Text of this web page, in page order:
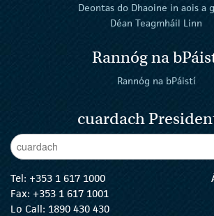
Deontas do Dhaoine in aois a
Déan Teagmháil Linn
Rannóg na
Rannóg na bPáistí
cuardach
Enter Keywords
Tel: +353 1 617 1000
Fax: +353 1 617 1001
Lo Call: 1890 430 430